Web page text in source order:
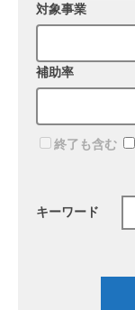
対象事業
補助率
終了も含む
キーワード